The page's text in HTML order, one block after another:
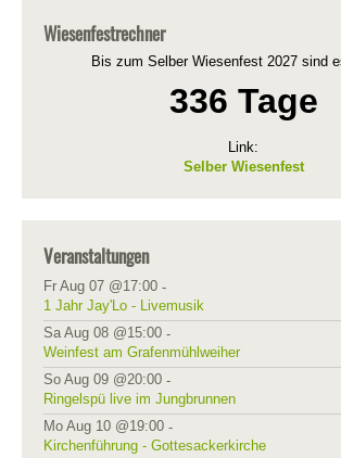
Wiesenfestrechner
Bis zum Selber Wiesenfest 2027 sind
336 Tage
Link:
Selber Wiesenfest
Veranstaltungen
Fr Aug 07 @17:00 -
1 Jahr Jay'Lo - Livemusik
Sa Aug 08 @15:00 -
Weinfest am Grafenmühlweiher
So Aug 09 @20:00 -
Ringelspü live im Jungbrunnen
Mo Aug 10 @19:00 -
Kirchenführung - Gottesackerkirche